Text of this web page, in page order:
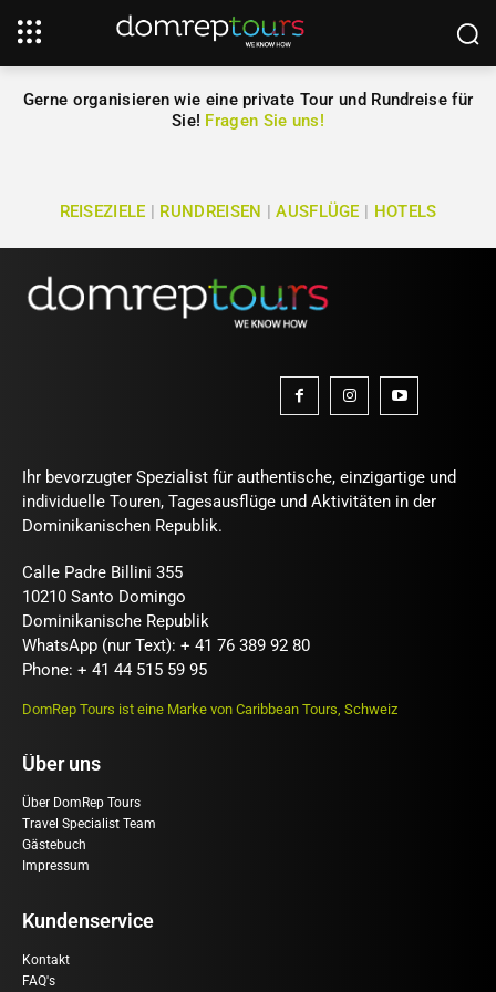
Gerne organisieren wie eine private Tour und Rundreise für
Sie! Fragen Sie uns!
REISEZIELE | RUNDREISEN |AUSFLÜGE | HOTELS
Ihr bevorzugter Spezialist für authentische, einzigartige und
individuelle Touren, Tagesausflüge und Aktivitäten in der
Dominikanischen Republik.
Calle Padre Billini 355
10210 Santo Domingo
Dominikanische Republik
WhatsApp (nur Text): + 41 76 389 92 80
Phone: + 41 44 515 59 95
DomRep Tours ist eine Marke von Caribbean Tours, Schweiz
Über uns
Über DomRep Tours
Travel Specialist Team
Gästebuch
Impressum
Kundenservice
Kontakt
FAQ's